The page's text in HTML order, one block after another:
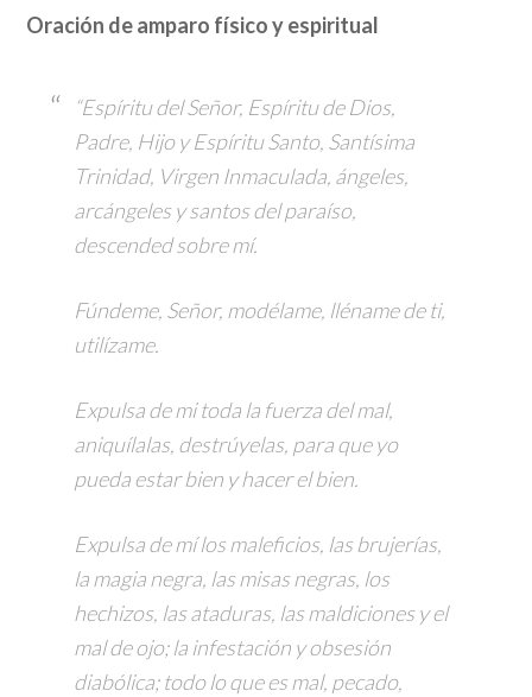
Oración de amparo físico y espiritual
“Espíritu del Señor, Espíritu de Dios,
Padre, Hijo y Espíritu Santo, Santísima
Trinidad, Virgen Inmaculada, ángeles,
arcángeles y santos del paraíso,
descended sobre mí.
Fúndeme, Señor, modélame, lléname de ti,
utilízame.
Expulsa de mi toda la fuerza del mal,
aniquílalas, destrúyelas, para que yo
pueda estar bien y hacer el bien.
Expulsa de mí los maleficios, las brujerías,
la magia negra, las misas negras, los
hechizos, las ataduras, las maldiciones y el
mal de ojo; la infestación y obsesión
diabólica; todo lo que es mal, pecado,